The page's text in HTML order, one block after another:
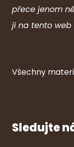
přece jenom
ji na tento web
Všechny mater
Sledujte